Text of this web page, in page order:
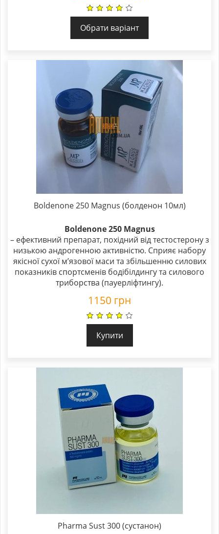
Обрати варіант
Boldenone 250 Magnus (болденон 10мл)
Boldenone 250 Magnus
– ефективний препарат, похідний від тестостерону з
низькою андрогенною активністю. Сприяє набору
якісної сухої м’язової маси та збільшенню силових
показників спортсменів бодібілдингу та силового
триборства (пауерліфтингу).
1150 грн
Купити
Pharma Sust 300 (сустанон)